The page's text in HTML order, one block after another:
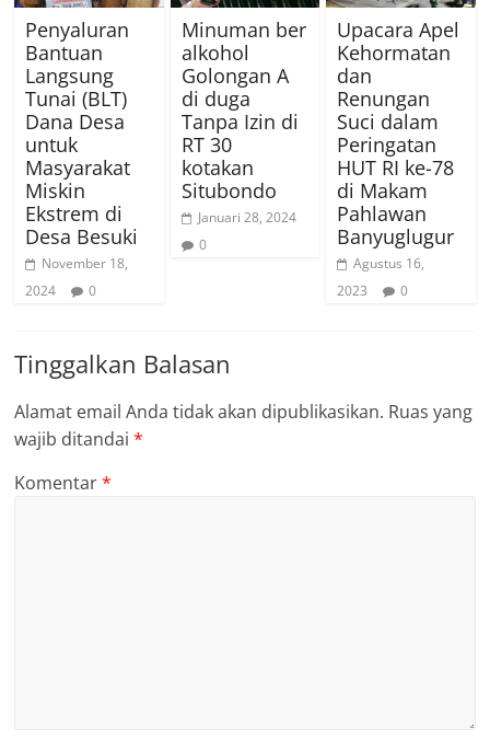
Penyaluran
Bantuan
Langsung
Tunai (BLT)
Dana Desa
untuk
Masyarakat
Miskin
Ekstrem di
Desa Besuki
November 18,
2024
0
Minuman ber
alkohol
Golongan A
di duga
Tanpa Izin di
RT 30
kotakan
Situbondo
Januari 28, 2024
0
Upacara Apel
Kehormatan
dan
Renungan
Suci dalam
Peringatan
HUT RI ke-78
di Makam
Pahlawan
Banyuglugur
Agustus 16,
2023
0
Tinggalkan Balasan
Alamat email Anda tidak akan dipublikasikan. Ruas yang
wajib ditandai*
Komentar*